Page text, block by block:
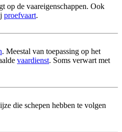
op de vaareigenschappen. Ook
proefvaart.
. Meestal van toepassing op het
vaardienst. Soms verwart met
die schepen hebben te volgen